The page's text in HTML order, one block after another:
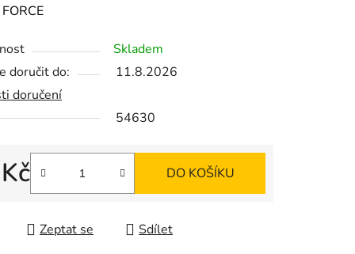
FORCE
Skladem
doručit do:
11.8.2026
doručení
54630
cena:
DO KOŠÍKU
Zeptat se Sdílet